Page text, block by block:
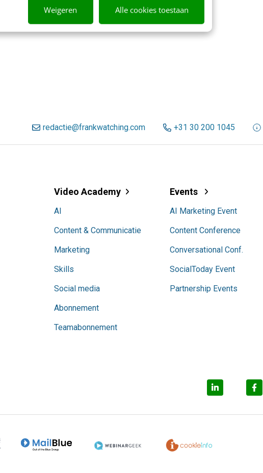
Weigeren Alle cookies toestaan
redactie@frankwatching.com +31 30 200 1045
Video Academy
AI
Content & Communicatie
Marketing
Skills
Social media
Abonnement
Teamabonnement
Events
AI Marketing Event
Content Conference
Conversational Conf.
SocialToday Event
Partnership Events